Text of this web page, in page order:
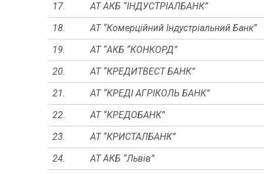
17.
АТ АКБ “ІНДУСТРІАЛБАНК”
18.
АТ “Комерційний Індустріальний Банк”
19.
АТ “АКБ “КОНКОРД”
20.
АТ “КРЕДИТВЕСТ БАНК”
21.
АТ “КРЕДІ АГРІКОЛЬ БАНК”
22.
АТ “КРЕДОБАНК”
23.
АТ “КРИСТАЛБАНК”
24.
АТ АКБ “Львів”